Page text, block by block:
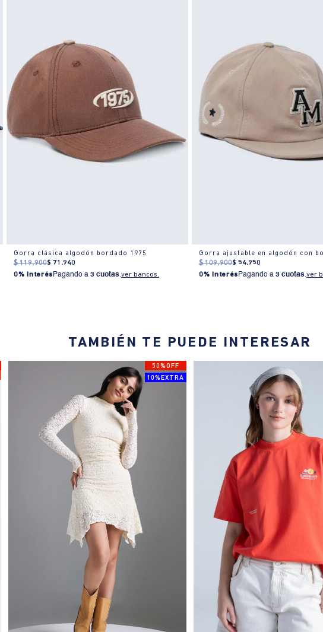
Gorra clásica algodón bordado 1975
$ 119.900$ 71 .940
0% Interés Pagando a3 cuotas.ver bancos.
Gorra ajustable en algodón con
$ 109.900$ 54.950
0% Interés Pagando a3 cuotas.ver
TAMBIÉN TE PUEDE INTERESAR
50%OFF
10%EXTRA